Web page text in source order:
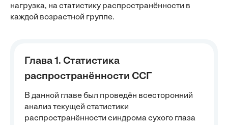
нагрузка, на статистику распространённости в
каждой возрастной группе.
Глава 1. Статистика
распространённости ССГ
В данной главе был проведён всесторонний
анализ текущей статистики
распространённости синдрома сухого глаза